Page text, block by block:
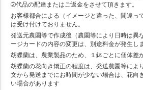
➁代品の配達またはご返金をさせて頂きます。
お客様都合による（イメージと違った、間違っ
は受け付けておりません。
発送元農園等で作成後（農園等により日時は異
ージカードの内容の変更は、別途料金が発生し
胡蝶蘭は、農業製品のため、１鉢ごとに個体差
胡蝶蘭の花向き矯正の程度は、発送農園等によ
文から発送までにお時間が少ない場合は、花向
い場合があります